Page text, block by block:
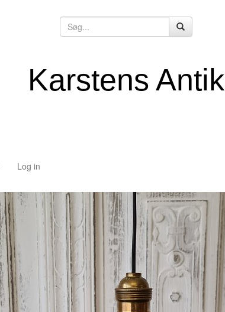
Karstens Antik
Log in